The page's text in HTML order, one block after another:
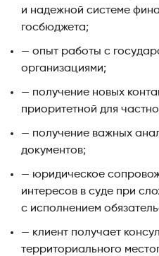
и надежной системе
госбюджета;
— опыт работы с
организациями;
— получение новых
приоритетной для
— получение важных
документов;
— юридическое
интересов в суде при
с исполнением
— клиент получает
территориального